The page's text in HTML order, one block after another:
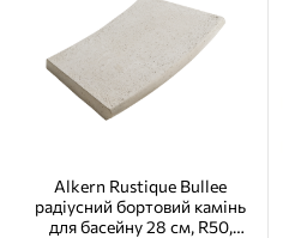
Alkern Rustique Bullee
радіусний бортовий камінь
для басейну 28 см, R50,